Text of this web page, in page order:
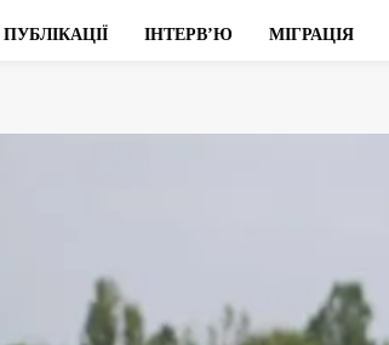
ПУБЛІКАЦІЇ ІНТЕРВʼЮ МІГРАЦІЯ